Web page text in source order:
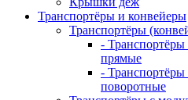
Транспортёры и конвейеры
Транспортёры
-
прямые
-
поворотные